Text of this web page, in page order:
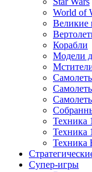
World of
Великие
Корабли
Модели
Техника
Техника
Техника
Супер-игры